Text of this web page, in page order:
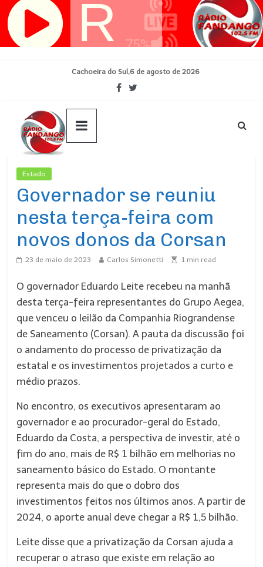
Pular
para
Cachoeira do Sul,6 de agosto de 2026
Estado
Governador se reuniu
nesta terça-feira com
novos donos da Corsan
23 de maio de 2023 Carlos Simonetti 1 min read
O governador Eduardo Leite recebeu na manhã
desta terça-feira representantes do Grupo Aegea,
que venceu o leilão da Companhia Riograndense
de Saneamento (Corsan). A pauta da discussão foi
o andamento do processo de privatização da
estatal e os investimentos projetados a curto e
médio prazos.
No encontro, os executivos apresentaram ao
governador e ao procurador-geral do Estado,
Eduardo da Costa, a perspectiva de investir, até o
fim do ano, mais de R$ 1 bilhão em melhorias no
saneamento básico do Estado. O montante
representa mais do que o dobro dos
investimentos feitos nos últimos anos. A partir de
2024, o aporte anual deve chegar a R$ 1,5 bilhão.
Leite disse que a privatização da Corsan ajuda a
recuperar o atraso que existe em relação ao